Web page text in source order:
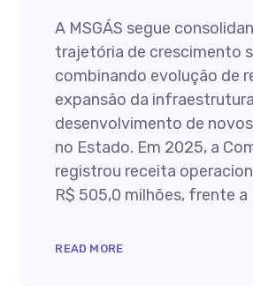
A MSGÁS segue
trajetória de crescimento
combinando evolução de
expansão da
desenvolvimento de
no Estado. Em 2025, a
registrou receita
R$ 505,0 milhões, frente a
READ MORE